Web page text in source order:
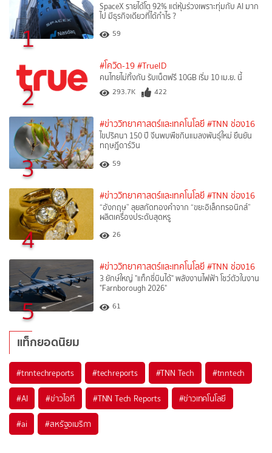
1
SpaceX รายได้โต 92% แต่หุ้นร่วงเพราะทุ่มกับ AI มาก
ไป มีธุรกิจเดียวที่ได้กำไร ?
59
2
#โควิด-19 #TrueID
คนไทยไม่ทิ้งกัน รับเน็ตฟรี 10GB เริ่ม 10 เม.ย. นี้
293.7K 422
3
#ข่าววิทยาศาสตร์และเทคโนโลยี #TNN ช่อง16
ไขปริศนา 150 ปี จีนพบพืชกินแมลงพันธุ์ใหม่ ยืนยัน
ทฤษฎีดาร์วิน
59
4
#ข่าววิทยาศาสตร์และเทคโนโลยี #TNN ช่อง16
“อังกฤษ” ลุยสกัดทองคำจาก “ขยะอิเล็กทรอนิกส์”
ผลิตเครื่องประดับสุดหรู
26
5
#ข่าววิทยาศาสตร์และเทคโนโลยี #TNN ช่อง16
3 ยักษ์ใหญ่ "แท็กซี่บินได้" พลังงานไฟฟ้า โชว์ตัวในงาน
"Farnborough 2026"
61
แท็กยอดนิยม
#tnntechreports #techreports #TNN Tech #tnntech
#AI #ข่าวไอที #TNN Tech Reports #ข่าวเทคโนโลยี
#ai #สหรัฐอเมริกา